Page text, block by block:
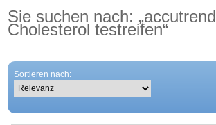
Sie suchen nach: „accutrend
Cholesterol testreifen“
Sortieren nach: